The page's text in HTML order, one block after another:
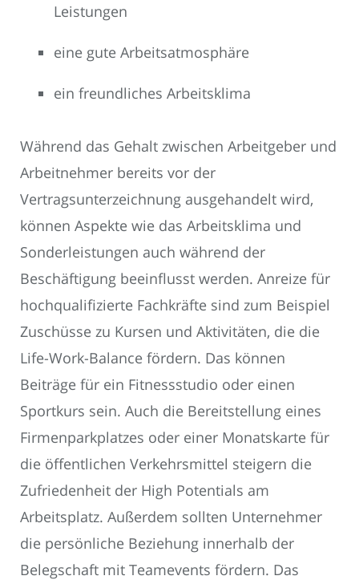
Leistungen
eine gute Arbeitsatmosphäre
ein freundliches Arbeitsklima
Während das Gehalt zwischen Arbeitgeber und
Arbeitnehmer bereits vor der
Vertragsunterzeichnung ausgehandelt wird,
können Aspekte wie das Arbeitsklima und
Sonderleistungen auch während der
Beschäftigung beeinflusst werden. Anreize für
hochqualifizierte Fachkräfte sind zum Beispiel
Zuschüsse zu Kursen und Aktivitäten, die die
Life-Work-Balance fördern. Das können
Beiträge für ein Fitnessstudio oder einen
Sportkurs sein. Auch die Bereitstellung eines
Firmenparkplatzes oder einer Monatskarte für
die öffentlichen Verkehrsmittel steigern die
Zufriedenheit der High Potentials am
Arbeitsplatz. Außerdem sollten Unternehmer
die persönliche Beziehung innerhalb der
Belegschaft mit Teamevents fördern. Das